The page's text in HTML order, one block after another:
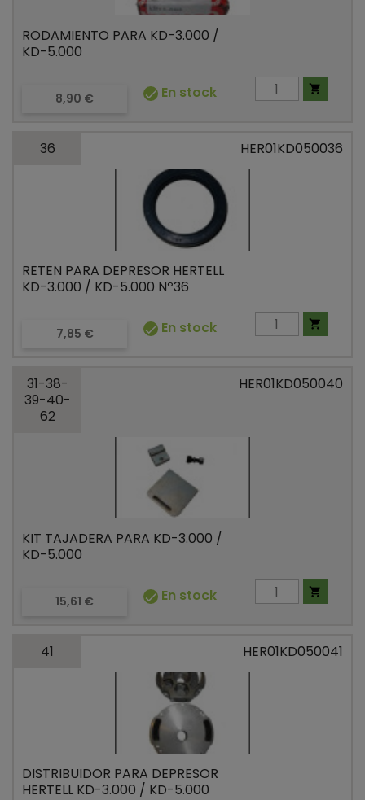
RODAMIENTO PARA KD-3.000 /
KD-5.000
Precio
8,90 €  En stock 
36 HER01KD050036
RETEN PARA DEPRESOR HERTELL
KD-3.000 / KD-5.000 Nº36
Precio
7,85 €  En stock 
31-38-
39-40-
62
HER01KD050040
KIT TAJADERA PARA KD-3.000 /
KD-5.000
Precio
15,61 €  En stock 
41 HER01KD050041
DISTRIBUIDOR PARA DEPRESOR
HERTELL KD-3.000 / KD-5.000